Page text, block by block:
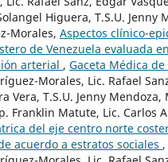
Higuera, T.S.U.
Morales, Aspectos clínico-
de Venezuela evaluada
arterial , Gaceta Médica de
Morales, Lic. Rafael
Vera, T.S.U. Jenny
Franklin Matute, Lic. Carlos
del eje centro norte
acuerdo a estratos sociales ,